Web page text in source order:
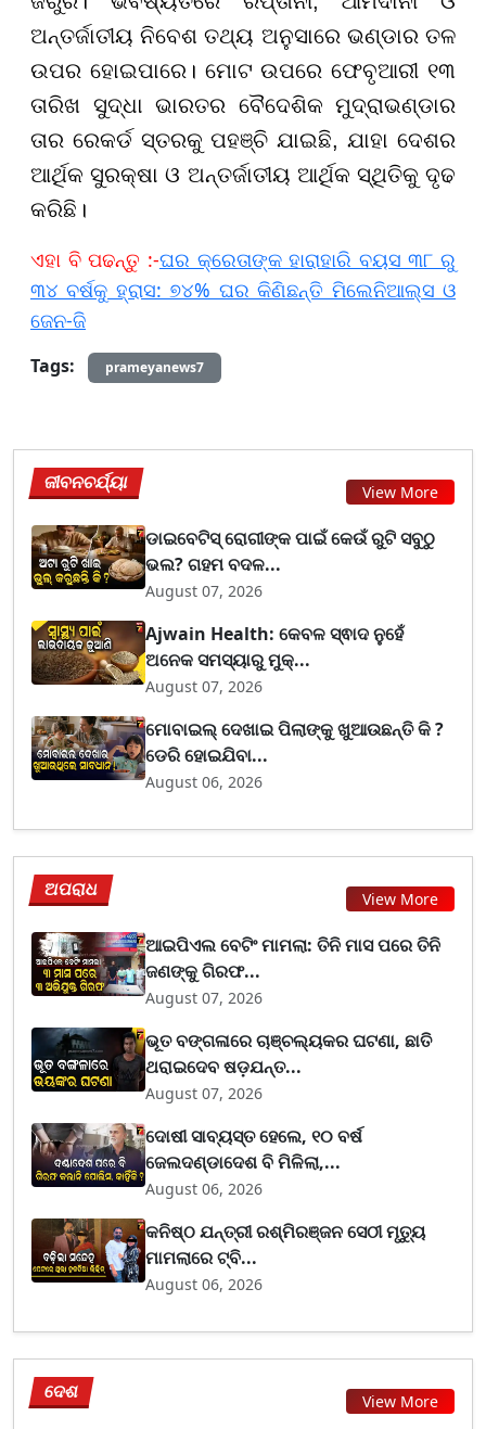
ଅନ୍ତର୍ଜାତୀୟ ନିବେଶ ତଥ୍ୟ ଅନୁସାରେ ଭଣ୍ଡାର ତଳ
ଉପର ହୋଇପାରେ। ମୋଟ ଉପରେ ଫେବୃଆରୀ ୧୩
ତାରିଖ ସୁଦ୍ଧା ଭାରତର ବୈଦେଶିକ ମୁଦ୍ରାଭଣ୍ଡାର
ତାର ରେକର୍ଡ ସ୍ତରକୁ ପହଞ୍ଚି ଯାଇଛି, ଯାହା ଦେଶର
ଆର୍ଥିକ ସୁରକ୍ଷା ଓ ଅନ୍ତର୍ଜାତୀୟ ଆର୍ଥିକ ସ୍ଥିତିକୁ ଦୃଢ
କରିଛି।
ଏହା ବି ପଢନ୍ତୁ :-ଘର କ୍ରେତାଙ୍କ ହାରାହାରି ବୟସ ୩୮ ରୁ
୩୪ ବର୍ଷକୁ ହ୍ରାସ: ୭୪% ଘର କିଣିଛନ୍ତି ମିଲେନିଆଲ୍ସ ଓ
ଜେନ-ଜି
Tags: prameyanews7
ଜୀବନଚର୍ଯ୍ୟା View More
ଡାଇବେଟିସ୍ ରୋଗୀଙ୍କ ପାଇଁ କେଉଁ ରୁଟି ସବୁଠୁ
ଭଲ? ଗହମ ବଦଳ...
August 07, 2026
Ajwain Health: କେବଳ ସ୍ଵାଦ ନୁହେଁ
ଅନେକ ସମସ୍ୟାରୁ ମୁକ୍...
August 07, 2026
ମୋବାଇଲ୍ ଦେଖାଇ ପିଲାଙ୍କୁ ଖୁଆଉଛନ୍ତି କି ?
ଡେରି ହୋଇଯିବା...
August 06, 2026
ଅପରାଧ View More
ଆଇପିଏଲ ବେଟିଂ ମାମଲା: ତିନି ମାସ ପରେ ତିନି
ଜଣଙ୍କୁ ଗିରଫ...
August 07, 2026
ଭୂତ ବଙ୍ଗଳାରେ ଚାଞ୍ଚଲ୍ୟକର ଘଟଣା, ଛାତି
ଥରାଇଦେବ ଷଡ଼ଯନ୍ତ...
August 07, 2026
ଦୋଷୀ ସାବ୍ୟସ୍ତ ହେଲେ, ୧୦ ବର୍ଷ
ଜେଲଦଣ୍ଡାଦେଶ ବି ମିଳିଲା,...
August 06, 2026
କନିଷ୍ଠ ଯନ୍ତ୍ରୀ ରଶ୍ମିରଞ୍ଜନ ସେଠୀ ମୃତ୍ୟୁ
ମାମଲାରେ ଟ୍ବି...
August 06, 2026
ଦେଶ View More